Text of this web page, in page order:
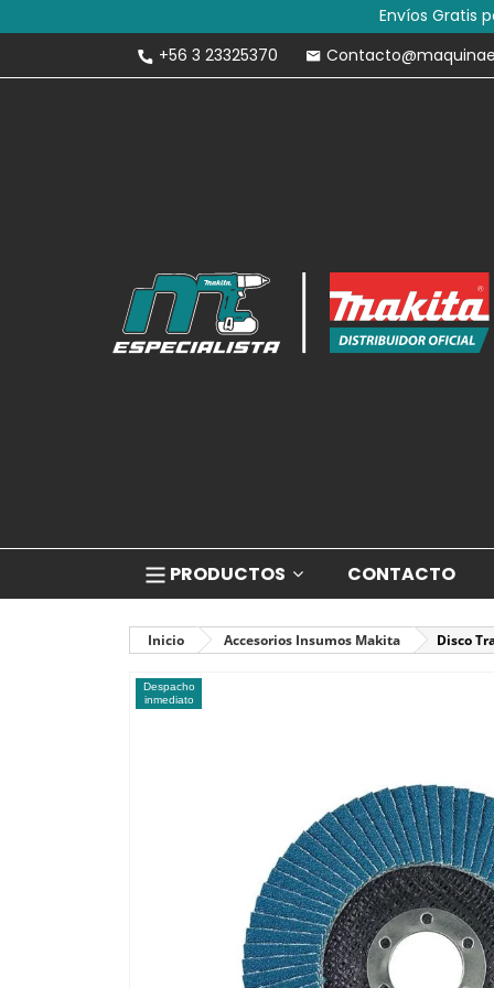
Envíos Gratis
+56 3 23325370
PRODUCTOS CONTACTO
Inicio Accesorios Insumos Makita Disco
Despacho
inmediato